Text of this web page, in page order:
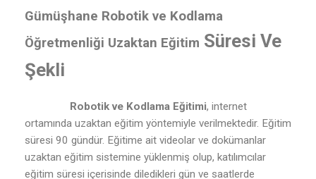
Gümüşhane Robotik ve Kodlama
Öğretmenliği Uzaktan Eğitim Süresi Ve
Şekli
Robotik ve Kodlama Eğitimi, internet
ortamında uzaktan eğitim yöntemiyle verilmektedir. Eğitim
süresi 90 gündür. Eğitime ait videolar ve dokümanlar
uzaktan eğitim sistemine yüklenmiş olup, katılımcılar
eğitim süresi içerisinde diledikleri gün ve saatlerde